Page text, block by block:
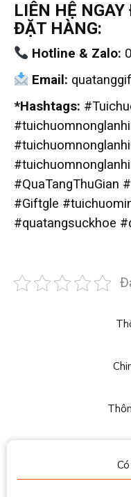
LIÊN HỆ
ĐẶT HÀNG:
Hotline & Zalo:
Email:
*Hashtags:
#QuaTangThuGian
#Giftgle
#quatangsuckhoe